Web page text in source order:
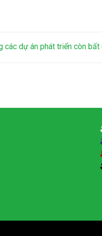
các dự án phát triển còn bất